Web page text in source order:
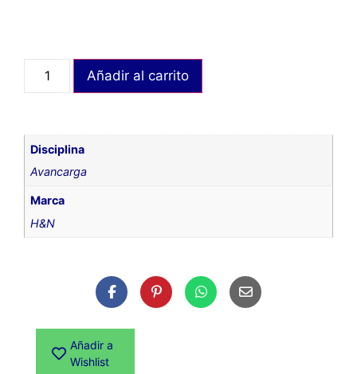
Añadir al carrito
Disciplina
Avancarga
Marca
H&N
Añadir a
Wishlist